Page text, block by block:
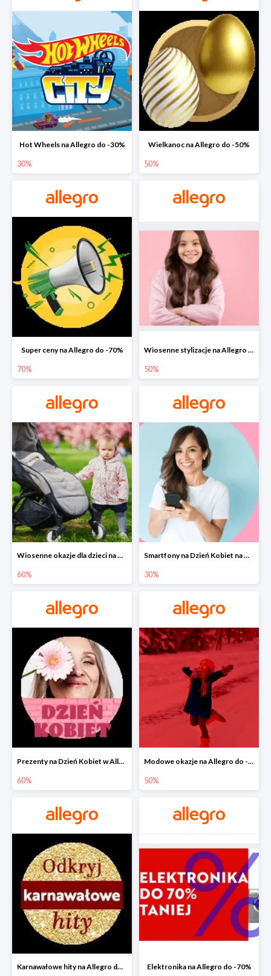
Hot Wheels na Allegro do -30%
30%
Wielkanoc na Allegro do -50%
50%
Super ceny na Allegro do -70%
70%
Wiosenne stylizacje na Allegro do -50%
50%
Wiosenne okazje dla dzieci na Allegro do -60%
60%
Smartfony na Dzień Kobiet na Allegro do -30%
30%
Prezenty na Dzień Kobiet w Allegro do -60%
60%
Modowe okazje na Allegro do -50%
50%
Karnawałowe hity na Allegro do -80% Elektronika na Allegro do -70%